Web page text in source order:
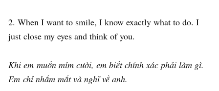
2. When I want to smile, I know exactly what to do. I
just close my eyes and think of you.
Khi em muốn mỉm cười, em biết chính xác phải làm gì.
Em chỉ nhắm mắt và nghĩ về anh.